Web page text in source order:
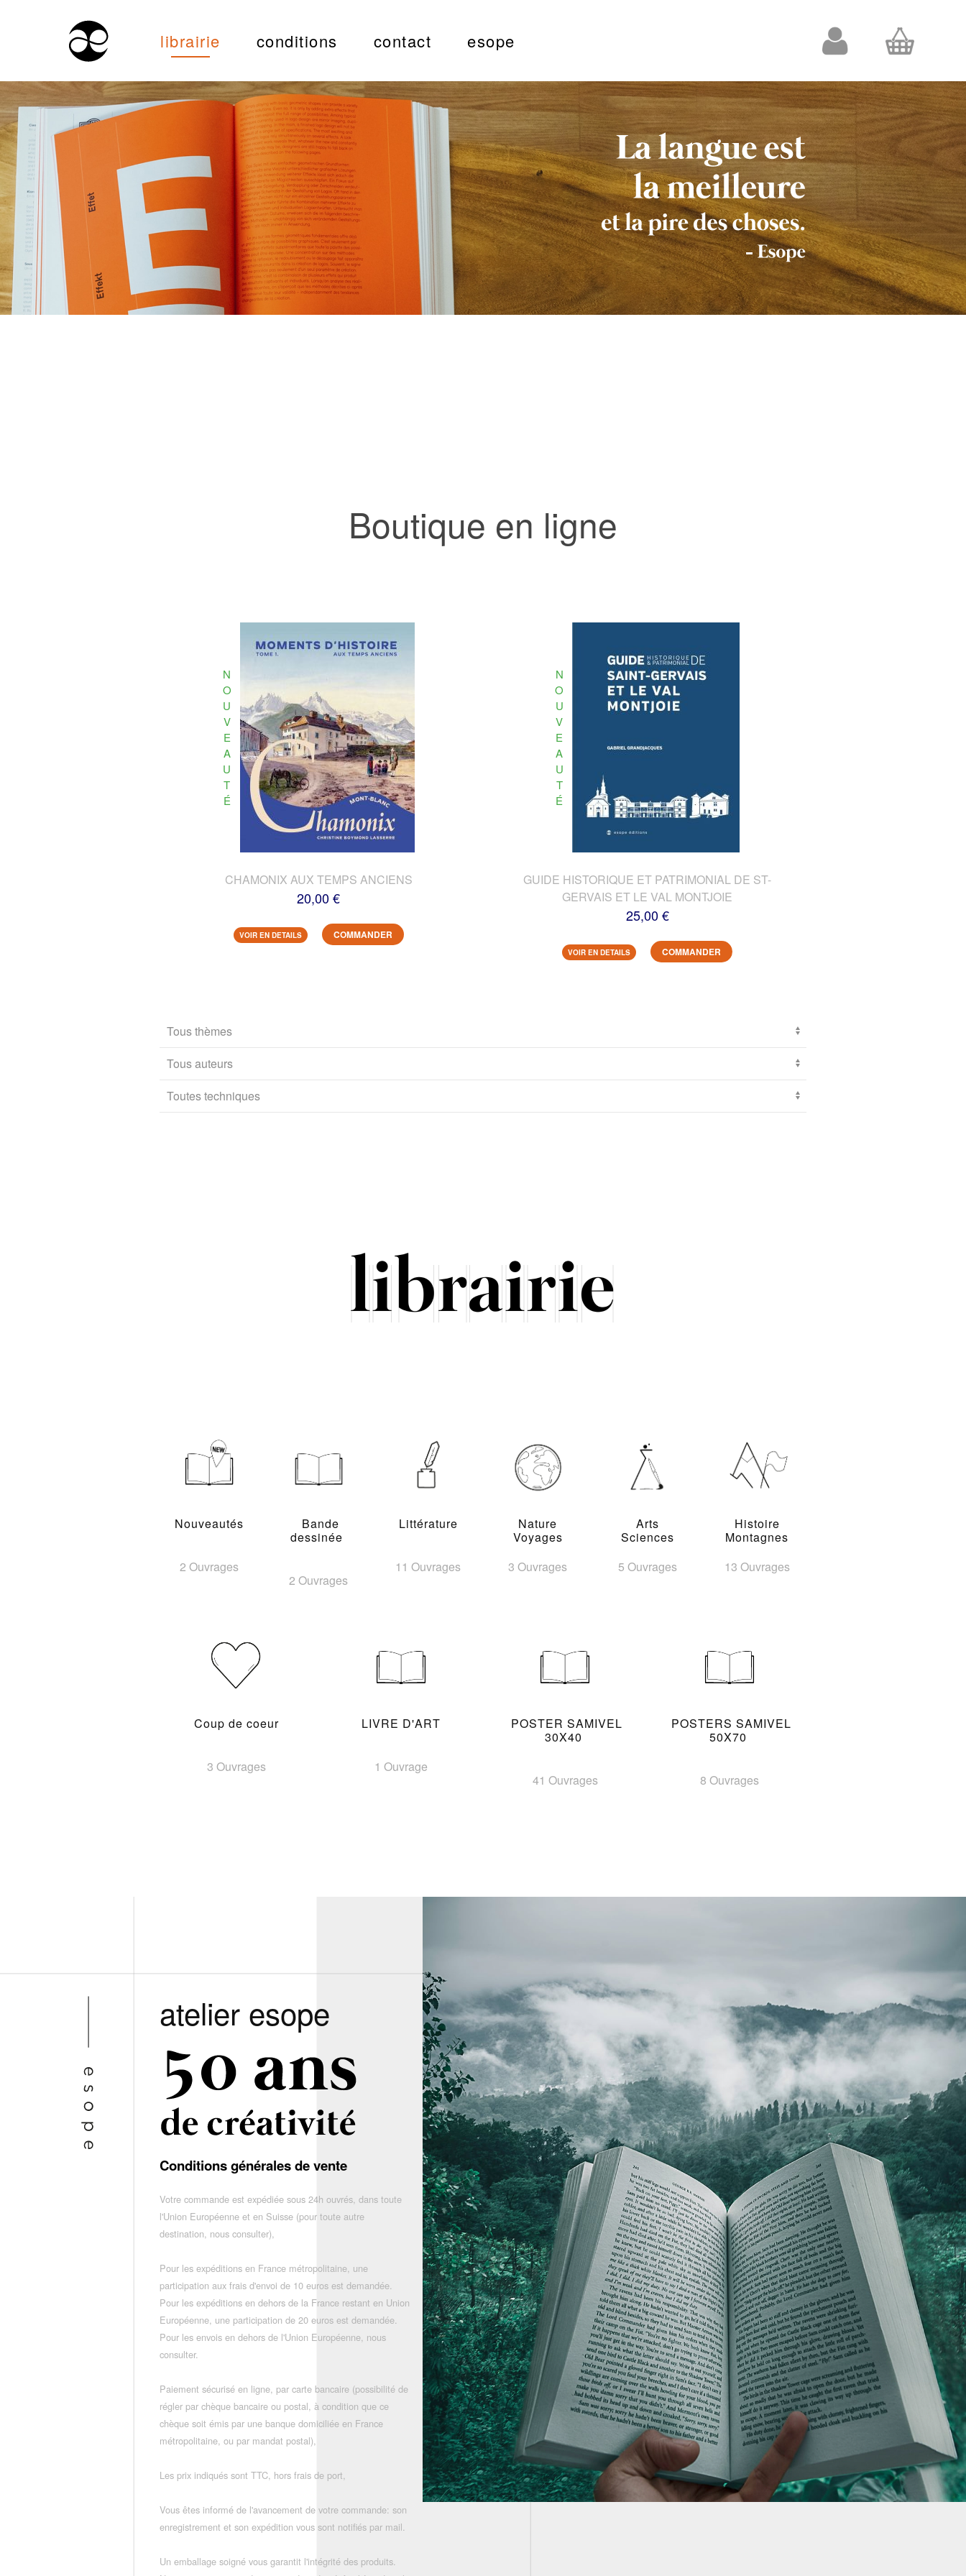
librairie conditions contact esope
Boutique en ligne
N
O
U
V
E
A
U
T
É
CHAMONIX AUX TEMPS ANCIENS
20,00 €
VOIR EN DETAILS COMMANDER
N
O
U
V
E
A
U
T
É
GUIDE HISTORIQUE ET PATRIMONIAL DE ST-
GERVAIS ET LE VAL MONTJOIE
25,00 €
VOIR EN DETAILS COMMANDER
Nouveautés
2 Ouvrages
Bande
dessinée
2 Ouvrages
Littérature
11 Ouvrages
Nature
Voyages
3 Ouvrages
Arts
Sciences
5 Ouvrages
Histoire
Montagnes
13 Ouvrages
Coup de coeur
3 Ouvrages
LIVRE D'ART
1 Ouvrage
POSTER SAMIVEL
30X40
41 Ouvrages
POSTERS SAMIVEL
50X70
8 Ouvrages
atelier esope
Conditions générales de vente
Votre commande est expédiée sous 24h ouvrés, dans toute
l'Union Européenne et en Suisse (pour toute autre
destination, nous consulter),
Pour les expéditions en France métropolitaine, une
participation aux frais d'envoi de 10 euros est demandée.
Pour les expéditions en dehors de la France restant en Union
Européenne, une participation de 20 euros est demandée.
Pour les envois en dehors de l'Union Européenne, nous
consulter.
Paiement sécurisé en ligne, par carte bancaire (possibilité de
régler par chèque bancaire ou postal, à condition que ce
chèque soit émis par une banque domiciliée en France
métropolitaine, ou par mandat postal),
Les prix indiqués sont TTC, hors frais de port,
Vous êtes informé de l'avancement de votre commande: son
enregistrement et son expédition vous sont notifiés par mail.
Un emballage soigné vous garantit l'intégrité des produits.